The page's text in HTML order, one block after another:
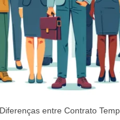
Diferenças entre Contrato